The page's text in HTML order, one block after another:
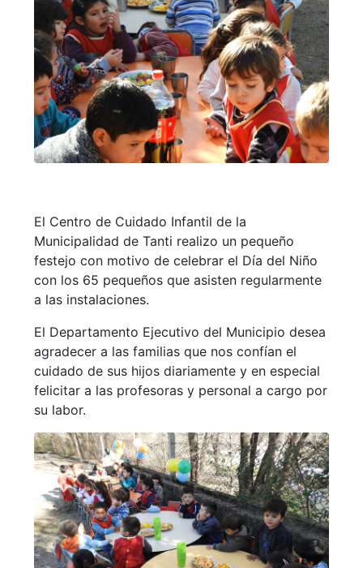
El Centro de Cuidado Infantil de la
Municipalidad de Tanti realizo un pequeño
festejo con motivo de celebrar el Día del Niño
con los 65 pequeños que asisten regularmente
a las instalaciones.
El Departamento Ejecutivo del Municipio desea
agradecer a las familias que nos confían el
cuidado de sus hijos diariamente y en especial
felicitar a las profesoras y personal a cargo por
su labor.